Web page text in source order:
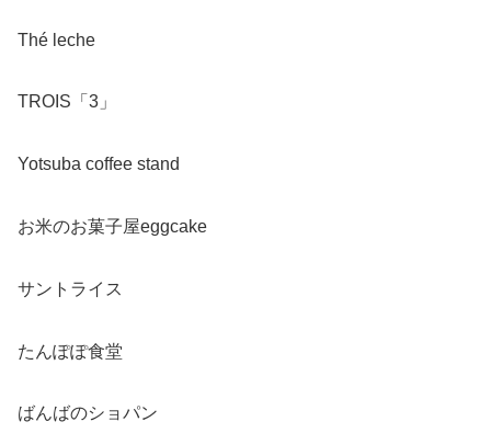
Thé leche
TROIS「3」
Yotsuba coffee stand
お米のお菓子屋eggcake
サントライス
たんぽぽ食堂
ばんばのショパン